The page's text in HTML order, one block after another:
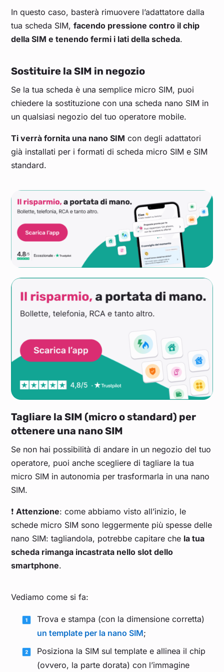
In questo caso, basterà rimuovere l’adattatore dalla
tua scheda SIM,facendo pressione contro il chip
della SIM e tenendo fermi i lati della scheda.
Sostituire la SIM in negozio
Se la tua scheda è una semplice micro SIM, puoi
chiedere la sostituzione con una scheda nano SIM in
un qualsiasi negozio del tuo operatore mobile.
Ti verrà fornita una nano SIM con degli adattatori
già installati per i formati di scheda micro SIM e SIM
standard.
Tagliare la SIM (micro o standard) per
ottenere una nano SIM
Se non hai possibilità di andare in un negozio del tuo
operatore, puoi anche scegliere di tagliare la tua
micro SIM in autonomia per trasformarla in una nano
SIM.
❗Attenzione: come abbiamo visto all’inizio, le
schede micro SIM sono leggermente più spesse delle
nano SIM: tagliandola, potrebbe capitare che la tua
scheda rimanga incastrata nello slot dello
smartphone.
Vediamo come si fa:
Trova e stampa (con la dimensione corretta)
un template per la nano SIM;
Posiziona la SIM sul template e allinea il chip
(ovvero, la parte dorata) con l’immagine